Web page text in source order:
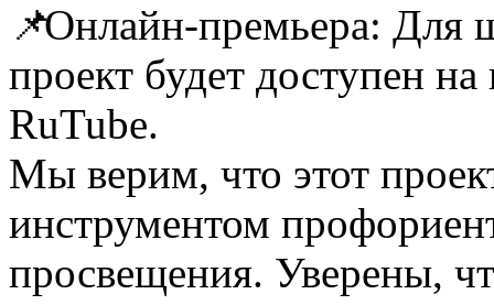
Онлайн-премьера: Для
проект будет доступен
RuTube.
Мы верим, что этот
инструментом
просвещения. Уверены,